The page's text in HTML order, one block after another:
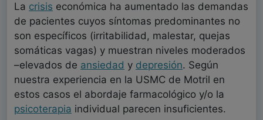
La crisis económica ha aumentado las demandas
de pacientes cuyos síntomas predominantes no
son específicos (irritabilidad, malestar, quejas
somáticas vagas) y muestran niveles moderados
–elevados de ansiedad y depresión. Según
nuestra experiencia en la USMC de Motril en
estos casos el abordaje farmacológico y/o la
psicoterapia individual parecen insuficientes.